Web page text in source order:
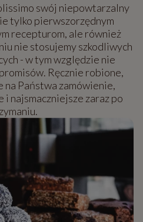
swój niepowtarzalny
tylko pierwszorzędnym
recepturom, ale również
nie stosujemy szkodliwych
- w tym względzie nie
Ręcznie robione,
Państwa zamówienie,
i najsmaczniejsze zaraz po